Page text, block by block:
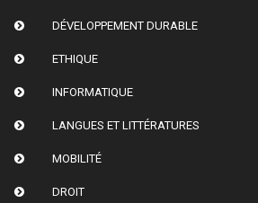
DÉVELOPPEMENT DURABLE
ETHIQUE
INFORMATIQUE
LANGUES ET LITTÉRATURES
MOBILITÉ
DROIT